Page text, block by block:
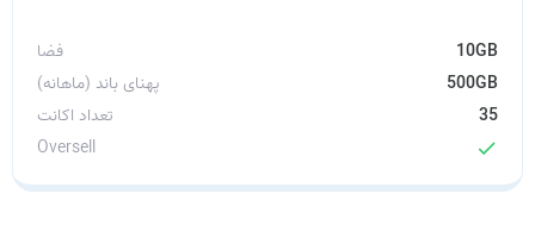
فضا
10GB
پهنای باند (ماهانه)
500GB
تعداد اکانت
35
Oversell
check